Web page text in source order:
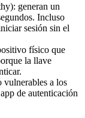
generan un
Incluso
sesión sin el
físico que
la llave
vulnerables a los
de autenticación